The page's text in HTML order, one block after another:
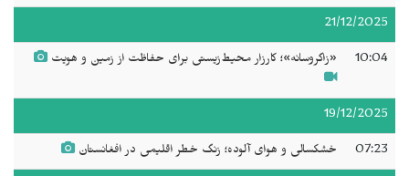
21/12/2025
10:04 «زاگروسانه»؛ کارزار محیط‌زیستی برای حفاظت از زمین و هویت
19/12/2025
07:23 خشکسالی و هوای آلوده؛ زنگ خطر اقلیمی در افغانستان